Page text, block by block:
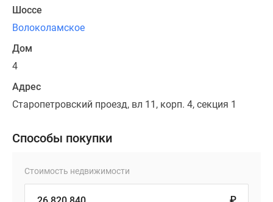
Шоссе
Волоколамское
Дом
4
Адрес
Старопетровский проезд, вл 11, корп. 4, секция 1
Способы покупки
Стоимость недвижимости